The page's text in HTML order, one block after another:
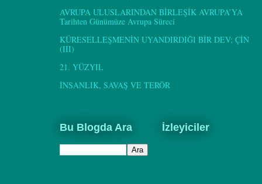
AVRUPA ULUSLARINDAN BİRLEŞİK AVRUPA’YA
Tarihten Günümüze Avrupa Süreci
KÜRESELLEŞMENİN UYANDIRDIĞI BİR DEV; ÇİN
(III)
21. YÜZYIL
İNSANLIK, SAVAŞ VE TERÖR
Bu Blogda Ara İzleyiciler